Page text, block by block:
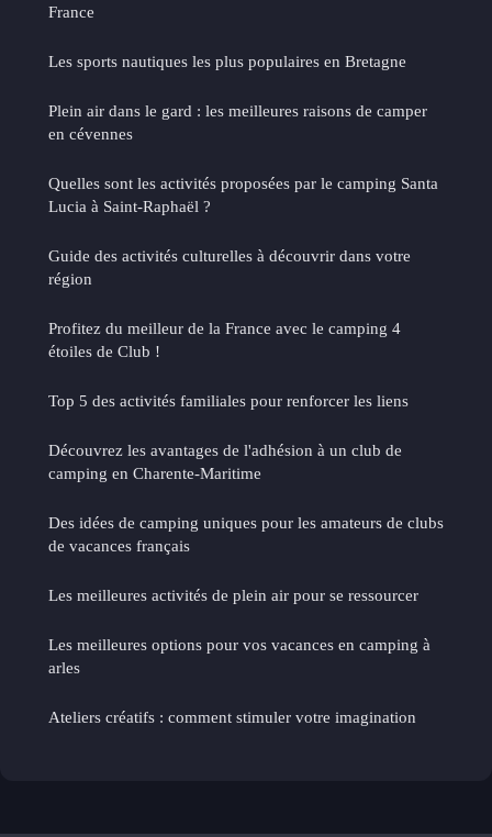
France
Les sports nautiques les plus populaires en Bretagne
Plein air dans le gard : les meilleures raisons de camper
en cévennes
Quelles sont les activités proposées par le camping Santa
Lucia à Saint-Raphaël ?
Guide des activités culturelles à découvrir dans votre
région
Profitez du meilleur de la France avec le camping 4
étoiles de Club !
Top 5 des activités familiales pour renforcer les liens
Découvrez les avantages de l'adhésion à un club de
camping en Charente-Maritime
Des idées de camping uniques pour les amateurs de clubs
de vacances français
Les meilleures activités de plein air pour se ressourcer
Les meilleures options pour vos vacances en camping à
arles
Ateliers créatifs : comment stimuler votre imagination